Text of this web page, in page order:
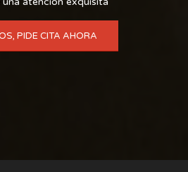
PIDE CITA AHORA